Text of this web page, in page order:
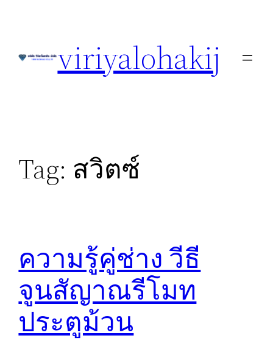
viriyalohakij
Tag: สวิตซ์
ความรู้คู่ช่าง วีธี
จูนสัญาณรีโมท
ประตูม้วน